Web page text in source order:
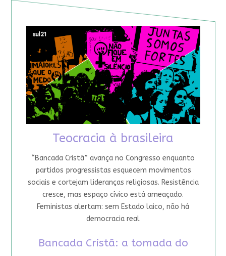
Teocracia à brasileira
“Bancada Cristã” avança no Congresso enquanto
partidos progressistas esquecem movimentos
sociais e cortejam lideranças religiosas. Resistência
cresce, mas espaço cívico está ameaçado.
Feministas alertam: sem Estado laico, não há
democracia real
Bancada Cristã: a tomada do